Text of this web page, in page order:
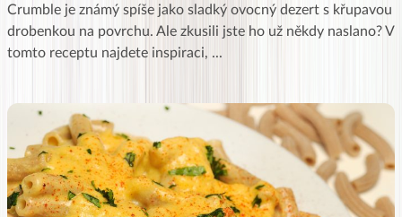
Crumble je známý spíše jako sladký ovocný dezert s křupavou
drobenkou na povrchu. Ale zkusili jste ho už někdy naslano? V
tomto receptu najdete inspiraci, ...